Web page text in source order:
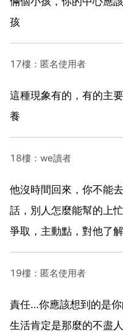
孩
17樓：匿名使用者
這種現象有的，有的主
養
18樓：we讀者
他沒時間回來，你不能
話，別人怎麼能幫的上
爭取，主動點，對他了
19樓：匿名使用者
責任…你應該想到的是
生活肯定是那麼的不盡